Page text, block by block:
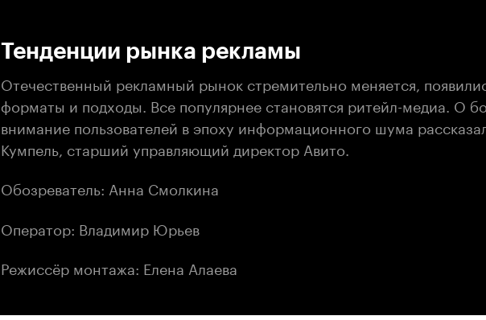
Тенденции рынка рекламы
Отечественный рекламный рынок стремительно меняется,
форматы и подходы. Все популярнее становятся ритейл-медиа. О
внимание пользователей в эпоху информационного шума
Кумпель, старший управляющий директор Авито.
Обозреватель: Анна Смолкина
Оператор: Владимир Юрьев
Режиссёр монтажа: Елена Алаева